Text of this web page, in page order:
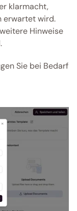
klarmacht,
erwartet wird.
Hinweise
Sie bei Bedarf